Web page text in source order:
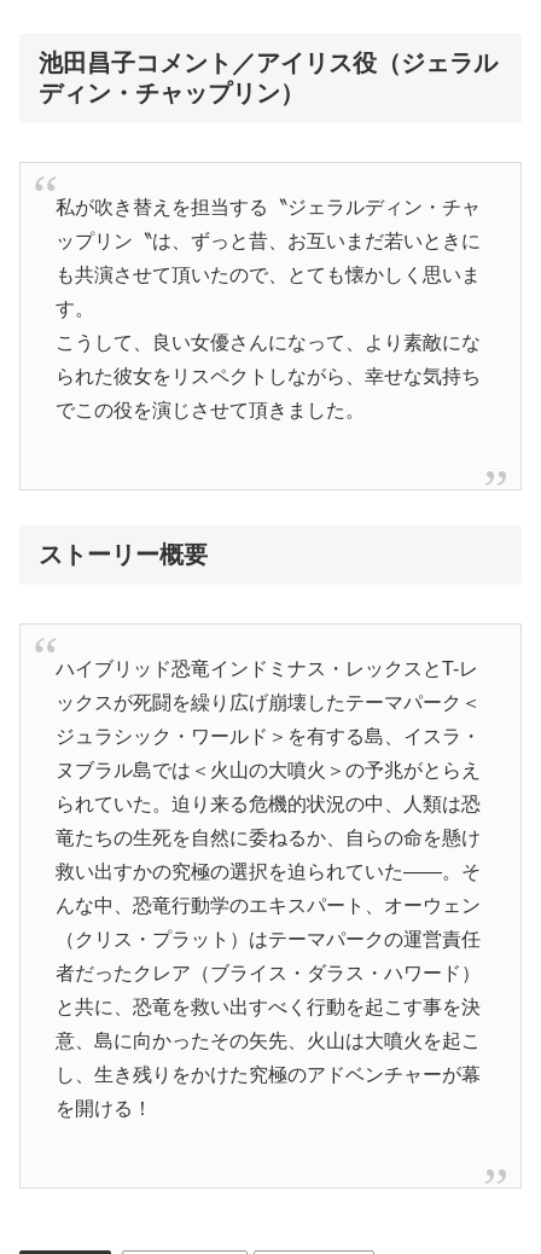
池田昌子コメント／アイリス役（ジェラル
ディン・チャップリン）
私が吹き替えを担当する〝ジェラルディン・チャ
ップリン〝は、ずっと昔、お互いまだ若いときに
も共演させて頂いたので、とても懐かしく思いま
す。
こうして、良い女優さんになって、より素敵にな
られた彼女をリスペクトしながら、幸せな気持ち
でこの役を演じさせて頂きました。
ストーリー概要
ハイブリッド恐竜インドミナス・レックスとT-レ
ックスが死闘を繰り広げ崩壊したテーマパーク＜
ジュラシック・ワールド＞を有する島、イスラ・
ヌブラル島では＜火山の大噴火＞の予兆がとらえ
られていた。迫り来る危機的状況の中、人類は恐
竜たちの生死を自然に委ねるか、自らの命を懸け
救い出すかの究極の選択を迫られていた――。そ
んな中、恐竜行動学のエキスパート、オーウェン
（クリス・プラット）はテーマパークの運営責任
者だったクレア（ブライス・ダラス・ハワード）
と共に、恐竜を救い出すべく行動を起こす事を決
意、島に向かったその矢先、火山は大噴火を起こ
し、生き残りをかけた究極のアドベンチャーが幕
を開ける！